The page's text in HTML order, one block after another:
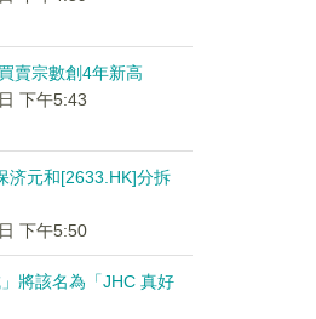
賣宗數創4年新高
下午5:43
济元和[2633.HK]分拆
下午5:50
」將該名為「JHC 真好